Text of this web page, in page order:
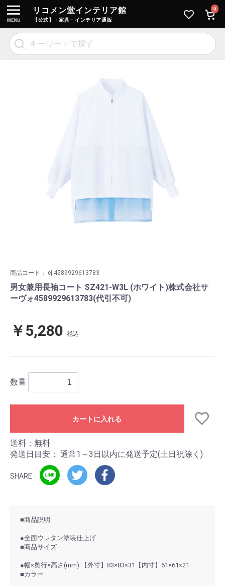
リコメン堂インテリア館
【公式】 - 家具・インテリア通販
0
商品コード： ej-4589929613783
男女兼用長袖コート SZ421-W3L (ホワイト)株式会社サ
ーヴォ4589929613783(代引不可)
￥5,280 税込
数量
カートに入れる
送料：無料
発送日目安： 通常1～3日以内に発送予定(土日祝除く)
SHARE
■商品説明
●全面ウレタン塗装仕上げ
■商品サイズ
●幅×奥行×高さ(mm):【外寸】83×83×31【内寸】61×61×21
■カラー